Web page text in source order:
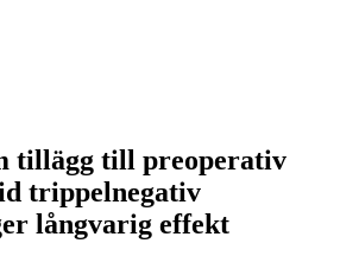
tillägg till preoperativ
trippelnegativ
långvarig effekt